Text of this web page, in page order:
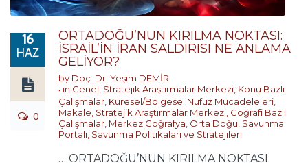
16
HAZ
0
ORTADOĞU’NUN KIRILMA NOKTASI:
İSRAİL’İN İRAN SALDIRISI NE ANLAMA
GELİYOR?
by Doç. Dr. Yeşim DEMİR
in Genel Stratejik Araştırmalar Merkezi Konu Bazlı
Çalışmalar Küresel/Bölgesel Nüfuz Mücadeleleri
Makale Stratejik Araştırmalar Merkezi Coğrafi Bazlı
Çalışmalar Merkez Coğrafya Orta Doğu Savunma
Portalı Savunma Politikaları ve Stratejileri
… ORTADOĞU’NUN KIRILMA NOKTASI: